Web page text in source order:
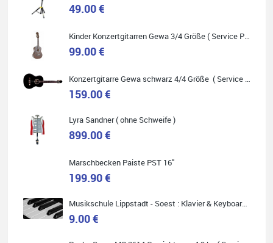
Quelle: Google-Rezension
Ich war auf der Suche nach einem neuen Keyboard und bin
begeistert: ich bin super beraten worden, aktuell natürlich nur
telefonisch. Nachdem die Entscheidung zum Kauf gefallen war,
49.00 €
Kinder Konzertgitarren Gewa 3/4 Größe ( Service Preis inkl. Werkstatt Service )
99.00 €
Konzertgitarre Gewa schwarz 4/4 Größe ( Service Preis inkl. Werkstatt Service )
159.00 €
Lyra Sandner ( ohne Schweife )
899.00 €
Marschbecken Paiste PST 16"
199.90 €
Musikschule Lippstadt - Soest : Klavier & Keyboardunterricht
9.00 €